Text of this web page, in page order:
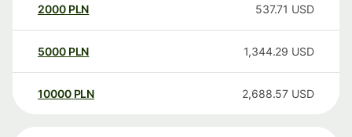
2000 PLN 537.71 USD
5000 PLN 1,344.29 USD
10000 PLN 2,688.57 USD